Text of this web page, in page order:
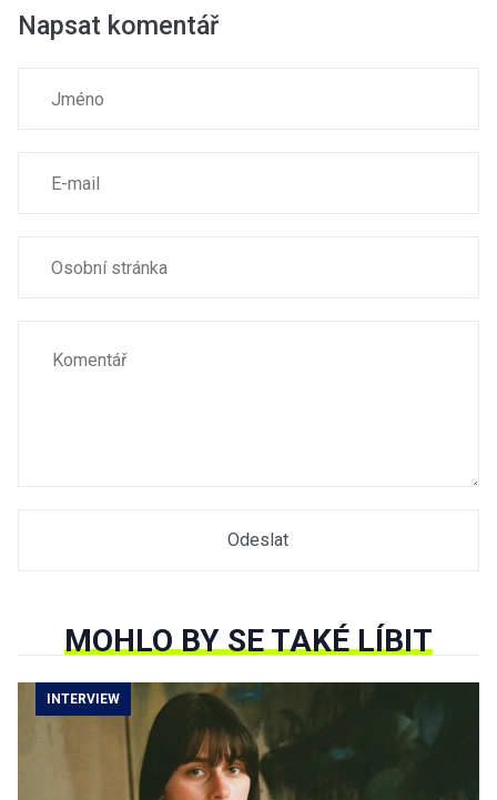
Napsat komentář
MOHLO BY SE TAKÉ LÍBIT
INTERVIEW